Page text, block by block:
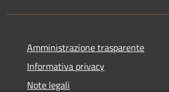
Amministrazione trasparente
Informativa privacy
Note legali